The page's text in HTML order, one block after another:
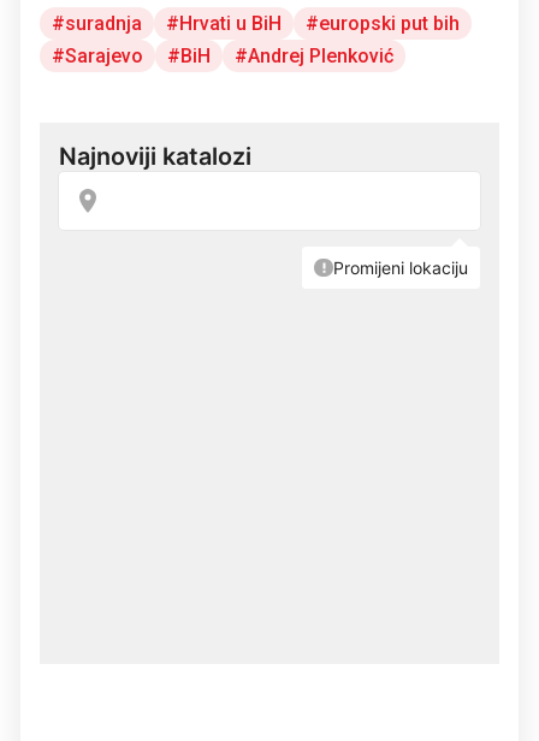
suradnja Hrvati u BiH
europski put bih
Sarajevo
BiH Andrej Plenković